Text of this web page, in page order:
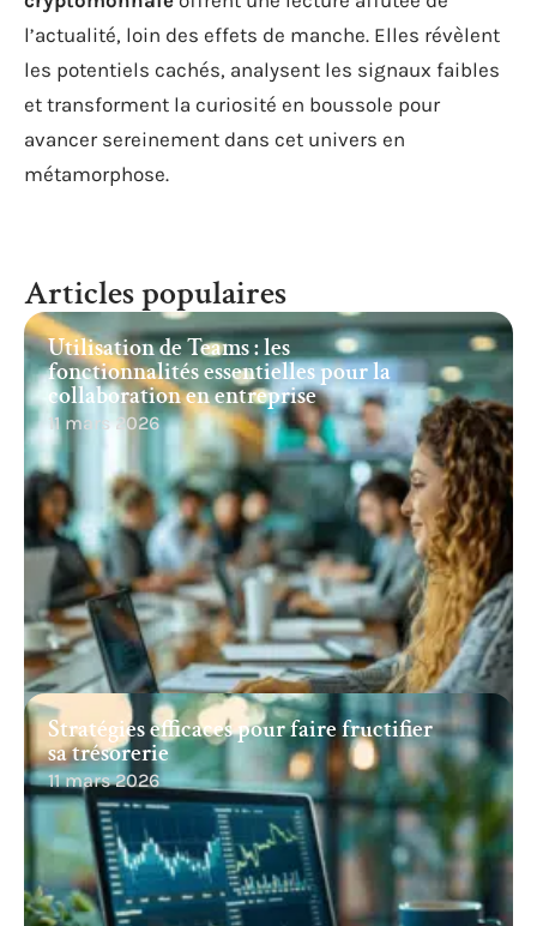
l’actualité, loin des effets de manche. Elles révèlent
les potentiels cachés, analysent les signaux faibles
et transforment la curiosité en boussole pour
avancer sereinement dans cet univers en
métamorphose.
Articles populaires
Utilisation de Teams : les
fonctionnalités essentielles pour la
collaboration en entreprise
11 mars 2026
Stratégies efficaces pour faire fructifier
sa trésorerie
11 mars 2026